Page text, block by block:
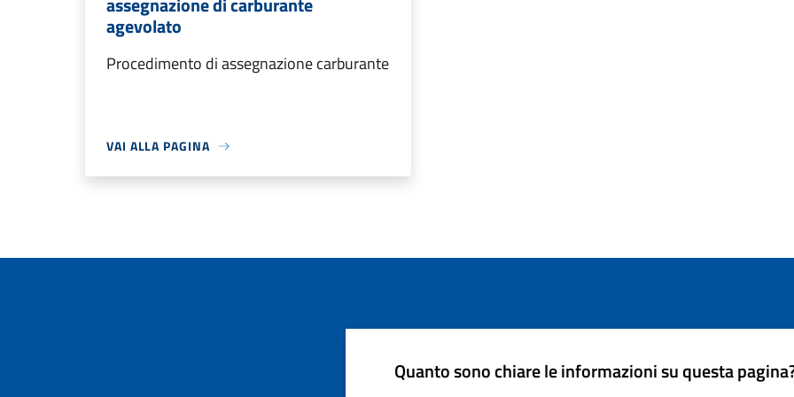
agevolato
Procedimento di assegnazione carburante
VAI ALLA PAGINA
Quanto sono chiare le informazioni su questa